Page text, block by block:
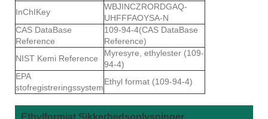
InChIKey
WBJINCZRORDGAQ-
UHFFFAOYSA-N
CAS DataBase
Reference
109-94-4(CAS DataBase
Reference)
NIST Kemi Reference
Myresyre, ethylester (109-
94-4)
EPA
stofregistreringssystem
Ethyl format (109-94-4)
Ethylformiat Sikkerhedsoplysninger